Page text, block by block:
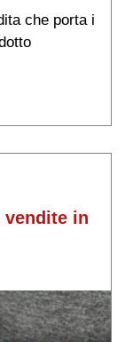
che porta i
vendite in